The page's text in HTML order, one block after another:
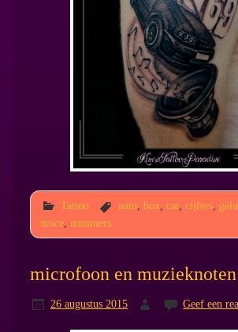
Tattoo auto, box car, cijfers,
noice, nummers
microfoon en muzieknoten
26 augustus 2015 Geef een